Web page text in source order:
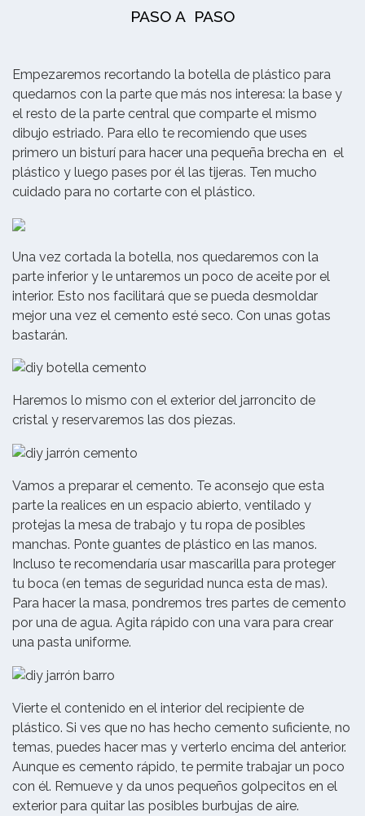
PASO A PASO
Empezaremos recortando la botella de plástico para
quedarnos con la parte que más nos interesa: la base y
el resto de la parte central que comparte el mismo
dibujo estriado. Para ello te recomiendo que uses
primero un bisturí para hacer una pequeña brecha en el
plástico y luego pases por él las tijeras. Ten mucho
cuidado para no cortarte con el plástico.
Una vez cortada la botella, nos quedaremos con la
parte inferior y le untaremos un poco de aceite por el
interior. Esto nos facilitará que se pueda desmoldar
mejor una vez el cemento esté seco. Con unas gotas
bastarán.
Haremos lo mismo con el exterior del jarroncito de
cristal y reservaremos las dos piezas.
Vamos a preparar el cemento. Te aconsejo que esta
parte la realices en un espacio abierto, ventilado y
protejas la mesa de trabajo y tu ropa de posibles
manchas. Ponte guantes de plástico en las manos.
Incluso te recomendaría usar mascarilla para proteger
tu boca (en temas de seguridad nunca esta de mas).
Para hacer la masa, pondremos tres partes de cemento
por una de agua. Agita rápido con una vara para crear
una pasta uniforme.
Vierte el contenido en el interior del recipiente de
plástico. Si ves que no has hecho cemento suficiente, no
temas, puedes hacer mas y verterlo encima del anterior.
Aunque es cemento rápido, te permite trabajar un poco
con él. Remueve y da unos pequeños golpecitos en el
exterior para quitar las posibles burbujas de aire.